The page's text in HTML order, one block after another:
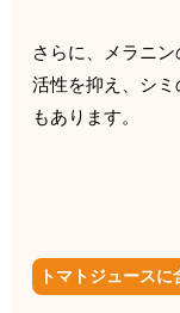
さらに、メラニ
活性を抑え、 シミ
もあります。
トマトジュース